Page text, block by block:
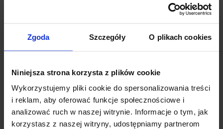
Zgoda Szczegóły O plikach cookies
Niniejsza strona korzysta z plików cookie
Wykorzystujemy pliki cookie do spersonalizowania treści
i reklam, aby oferować funkcje społecznościowe i
analizować ruch w naszej witrynie. Informacje o tym, jak
korzystasz z naszej witryny, udostępniamy partnerom
choroba w schyłkowym
wrzodziejące zapalenie jelita grubego
toczeń rumieniowaty układowy,
reumatoidalne zapalenie stawów
zakażenie wirusem HIV wskutek
transfuzji lub przeszczepu,
zakażenie wirusem HIV podczas
wykonywania obowiązków
służbowych w określonych grupach
zawodowych,